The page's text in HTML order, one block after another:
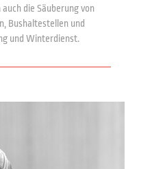
die Säuberung von
Bushaltestellen und
und Winterdienst.